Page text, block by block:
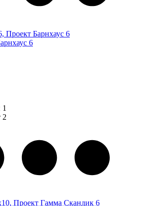
6
1
2